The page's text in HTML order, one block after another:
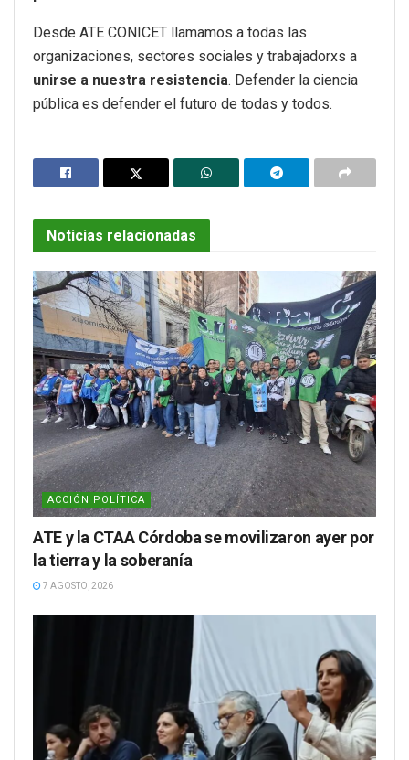
Desde ATE CONICET llamamos a todas las
organizaciones, sectores sociales y trabajadorxs a
unirse a nuestra resistencia. Defender la ciencia
pública es defender el futuro de todas y todos.
Noticias relacionadas
ACCIÓN POLÍTICA
ATE y la CTAA Córdoba se movilizaron ayer por
la tierra y la soberanía
7 AGOSTO, 2026